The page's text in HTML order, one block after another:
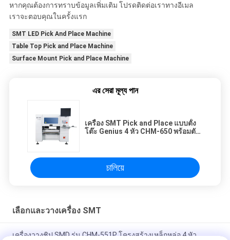
หากคุณต้องการทราบข้อมูลเพิ่มเติม โปรดติดต่อเราทางอีเมล
เราจะตอบคุณในครั้งแรก
SMT LED Pick And Place Machine
Table Top Pick and Place Machine
Surface Mount Pick and Place Machine
এর সেরা মূল্য পান
เครื่อง SMT Pick and Place แบบตั้ง
โต๊ะ Genius 4 หัว CHM-650 พร้อมตัว
চালিয়ে
เลือกและวางเครื่อง SMT
เครื่องวางชิป SMD รุ่น CHM-551P โครงสร้างเหล็กหล่อ 4 หัว